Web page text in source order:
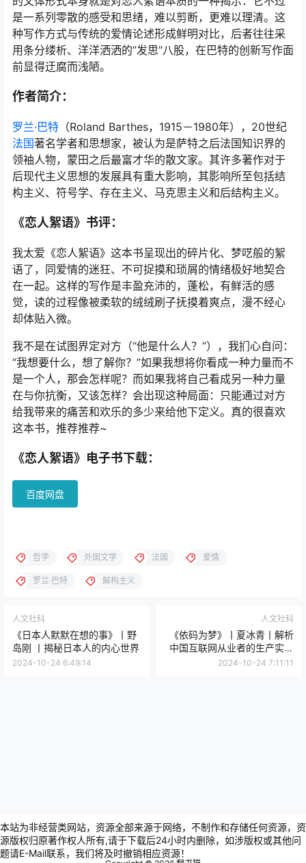
是一系列零散的感受和思绪，难以剪断，更难以理清。这
种写作方式与传统的爱情论述形成鲜明对比，后者往往采
用条分缕析、洋洋洒洒的”发思”八股，在巴特的创新写作面
前显得迂腐而浅陋。
作者简介：
罗兰·巴特 （Roland Barthes，1915－1980年），20世纪
法国著名学者和思想家，被认为是萨特之后法国知识界的
领袖人物，蒙田之后最富才华的散文家。其许多著作对于
后现代主义思想的发展具有重大影响，其影响所至包括结
构主义、符号学、存在主义、马克思主义和后结构主义。
《恋人絮语》书评：
我太爱《恋人絮语》这本书呈现出的碎片化、梦呓般的絮
语了，同爱情的迷狂、不可捉摸和琐屑的情绪极好地契合
在一起。这样的写作是丰盈充沛的，蓬松，有鲜活的感
觉，读的过程像被柔软的绒绒刷子抚摸着爽点，漫不经心
却体贴入微。
我不是在试图界定对方（“他是什么人？”），我扪心自问：
“我想要什么，想了解你？”如果我想将你看成一种力量而不
是一个人，那会怎样呢？而如果我将自己看成另一种力量
在与你抗衡，又该怎样？会出现这种局面：只能通过对方
给我带来的痛苦和欢乐的多少来给他下定义。真的很喜欢
这本书，推荐推荐~
《恋人絮语》电子书下载：
百度网盘
哲学 外国文学 法国 爱情
罗兰·巴特 解构主义
人文社科
《日本人默默在想的事》丨野
岛刚 丨揭秘日本人的内心世界
2024-10-24 6:49:14
人文社科
《依码为梦》丨夏冰青丨解析
中国互联网从业者的生产实践
与生活形态
2024-10-24 7:11:11
本站为非经营类网站，资源全部来源于网络，不制作和存储任何资源，资
源版权归原著作权人所有,请于下载后24小时内删除，如涉版权或其他问
题请E-Mail联系，我们将及时撤销相应资源！